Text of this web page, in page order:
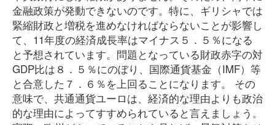
金融政策が発動できないのです。特に、ギリシャでは
緊縮財政と増税を進めなければならないことが影響し
て、11年度の経済成長率はマイナス５．５％になる
と予想されています。問題となっている財政赤字の対
GDP比は８．５％にのぼり、国際通貨基金（IMF）等
と合意した７．６％を上回ることになります。 その
意味で、共通通貨ユーロは、経済的な理由よりも政治
的な理由によってすすめられていると言えましょう。